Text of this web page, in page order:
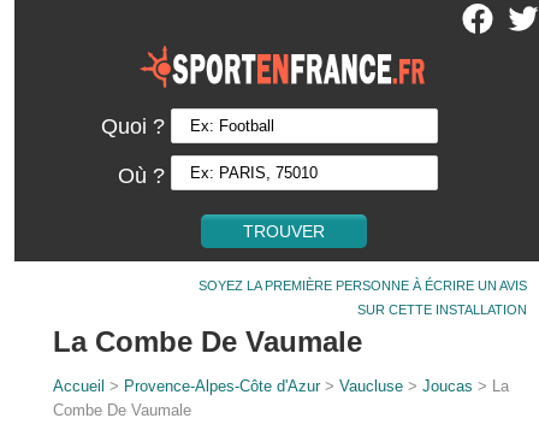
Quoi ?
Où ?
SOYEZ LA PREMIÈRE PERSONNE À ÉCRIRE UN AVIS
SUR CETTE INSTALLATION
La Combe De Vaumale
Accueil > Provence-Alpes-Côte d'Azur>Vaucluse >Joucas > La
Combe De Vaumale